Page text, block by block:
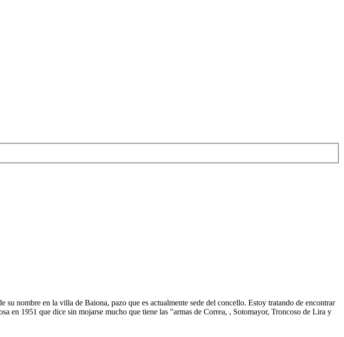
nombre en la villa de Baiona, pazo que es actualmente sede del concello. Estoy tratando de encontrar
en 1951 que dice sin mojarse mucho que tiene las "armas de Correa, , Sotomayor, Troncoso de Lira y